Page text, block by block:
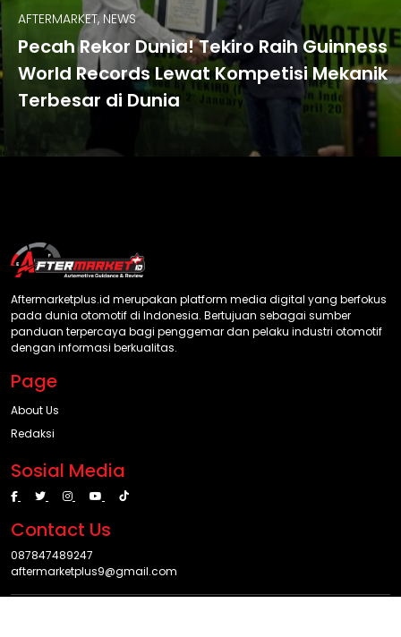
AFTERMARKET, NEWS
Pecah Rekor Dunia! Tekiro Raih Guinness
World Records Lewat Kompetisi Mekanik
Terbesar di Dunia
Aftermarketplus.id merupakan platform media digital yang berfokus
pada dunia otomotif di Indonesia. Bertujuan sebagai sumber
panduan terpercaya bagi penggemar dan pelaku industri otomotif
dengan informasi berkualitas.
Page
About Us
Redaksi
Sosial Media
Contact Us
087847489247
aftermarketplus9@gmail.com